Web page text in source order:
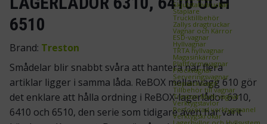
Skjutstativtruckar
Staplare
Trucktillbehör
Zallys dragtruckar
Vagnar och Kärror
ESD‑vagnar
Hyllvagnar
TRTA hyllvagnar
Magasinkärror
Plattformsvagnar
Plockvagnar
Serveringsvagnar
Sopsäcksvagn
Tillbehör till vagnar
Treston Multi vagnar
Verktygstavlor
Perforerad verktygspanel
Verktygskrokar
Lagerhyllor och Hyllsystem
6510
Brand: Treston
Smådelar blir snabbt svåra att hantera när flera
artiklar ligger i samma låda. ReBOX mellanvägg 610 gör
det enklare att hålla ordning i ReBOX-lagerlådor 6310,
6410 och 6510, den serie som tidigare även har varit